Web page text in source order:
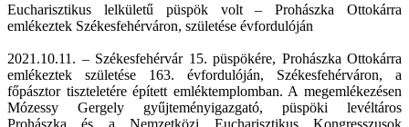
Eucharisztikus lelkületű püspök volt – Prohászka Ottokárra
emlékeztek Székesfehérváron, születése évfordulóján
2021.10.11. – Székesfehérvár 15. püspökére, Prohászka Ottokárra
emlékeztek születése 163. évfordulóján, Székesfehérváron, a
főpásztor tiszteletére épített emléktemplomban. A megemlékezésen
Mózessy Gergely gyűjteményigazgató, püspöki levéltáros
Prohászka és a Nemzetközi Eucharisztikus Kongresszusok